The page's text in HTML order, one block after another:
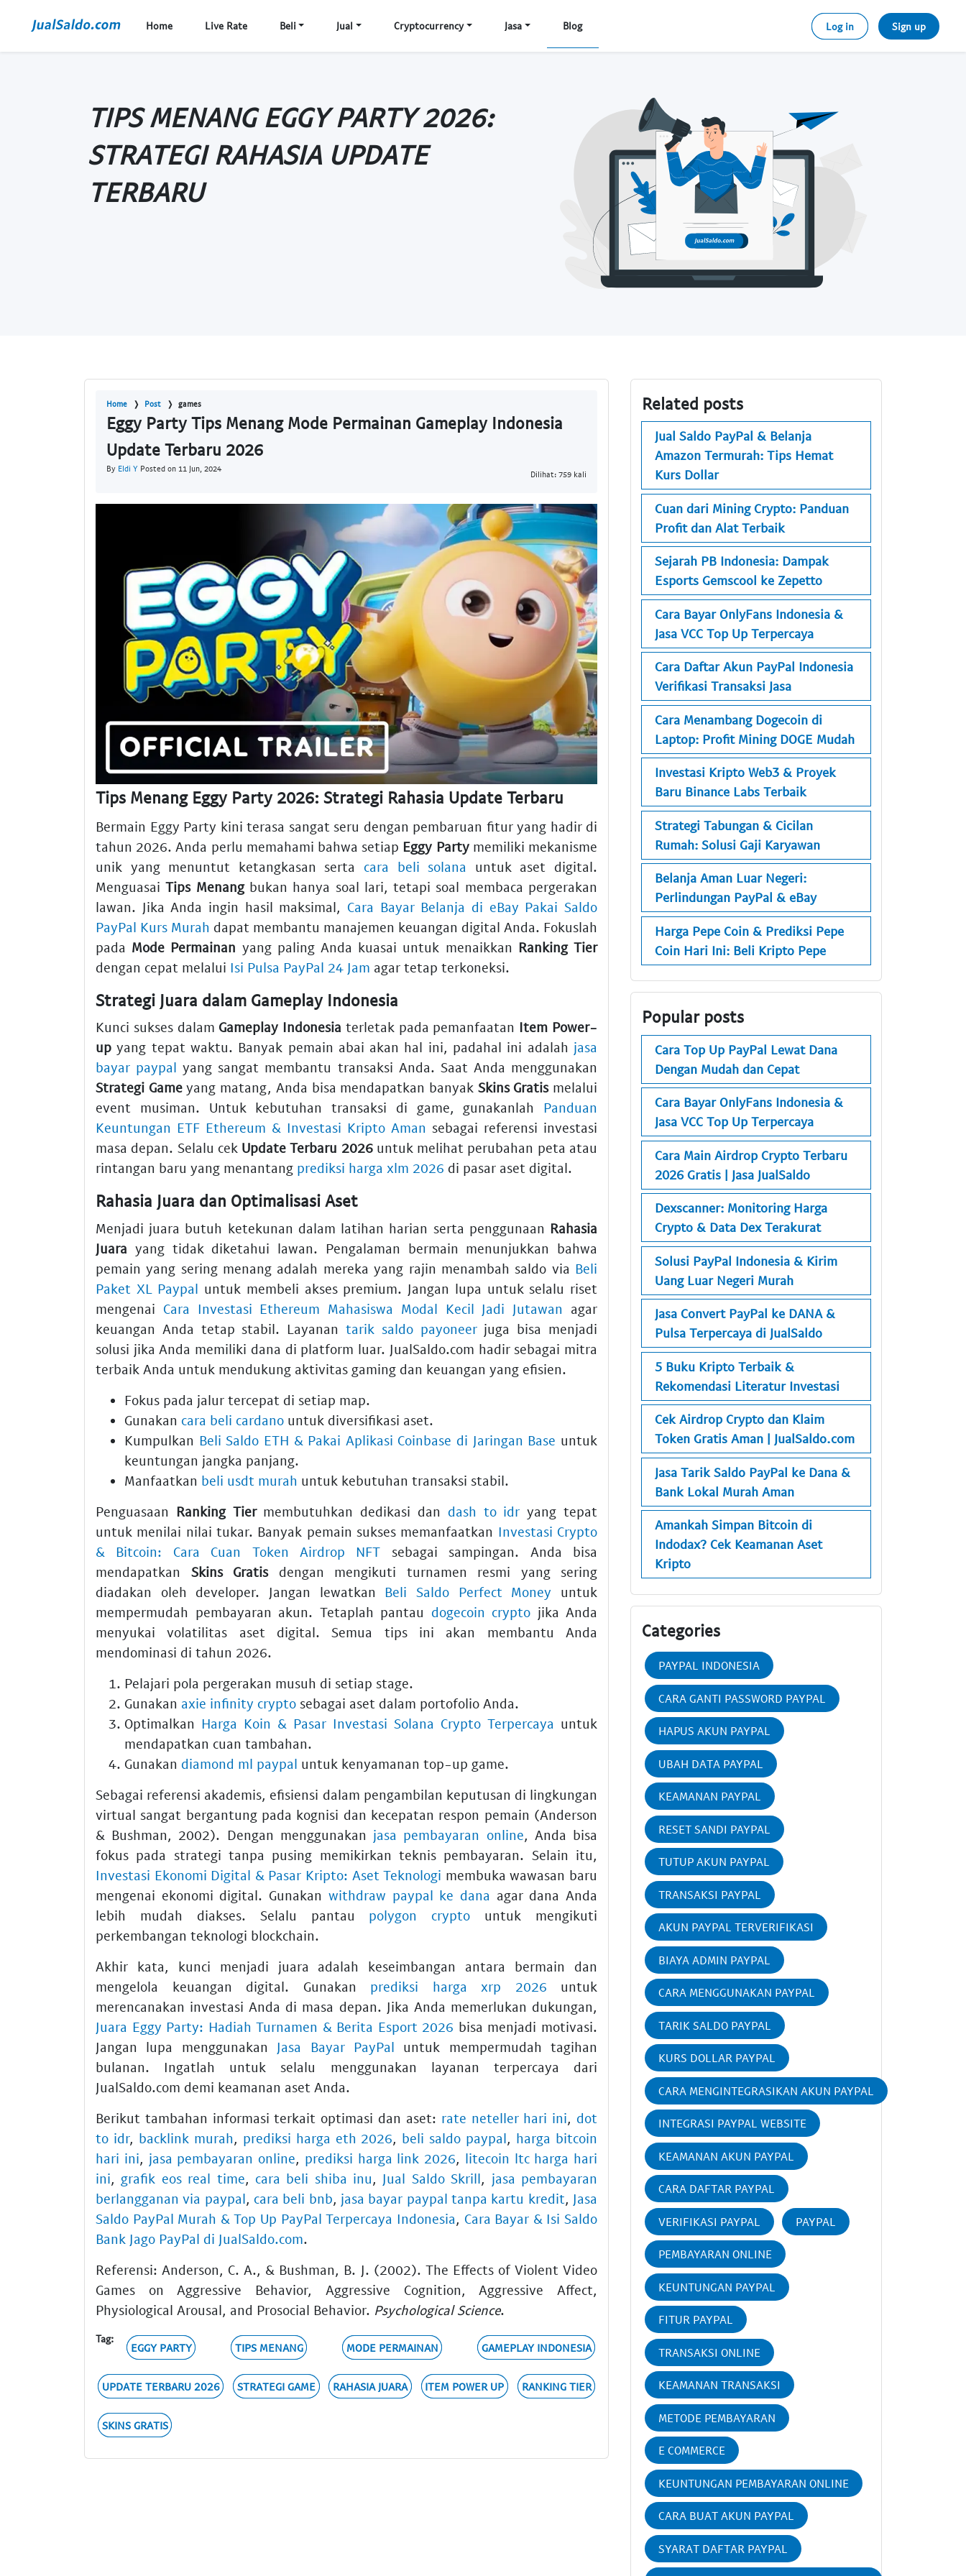
Home Live Rate Beli Jual Cryptocurrency Jasa Blog Log in Sign up
TIPS MENANG EGGY PARTY 2026:
STRATEGI RAHASIA UPDATE
TERBARU
Home Post games
Eggy Party Tips Menang Mode Permainan Gameplay Indonesia
Update Terbaru 2026
By Eldi Y Posted on 11 Jun, 2024
Dilihat: 759 kali
Tips Menang Eggy Party 2026: Strategi Rahasia Update Terbaru
Bermain Eggy Party kini terasa sangat seru dengan pembaruan fitur yang hadir di
tahun 2026. Anda perlu memahami bahwa setiap Eggy Partymemiliki mekanisme
unik yang menuntut ketangkasan serta cara beli solana untuk aset digital.
MenguasaiTips Menangbukan hanya soal lari, tetapi soal membaca pergerakan
lawan. Jika Anda ingin hasil maksimal, Cara Bayar Belanja di eBay Pakai Saldo
PayPal Kurs Murah dapat membantu manajemen keuangan digital Anda. Fokuslah
pada Mode Permainan yang paling Anda kuasai untuk menaikkan Ranking Tier
dengan cepat melalui Isi Pulsa PayPal 24 Jam agar tetap terkoneksi.
Strategi Juara dalam Gameplay Indonesia
Kunci sukses dalam Gameplay Indonesia terletak pada pemanfaatan Item Power-
up yang tepat waktu. Banyak pemain abai akan hal ini, padahal ini adalah jasa
bayar paypal yang sangat membantu transaksi Anda. Saat Anda menggunakan
Strategi Gameyang matang, Anda bisa mendapatkan banyak Skins Gratismelalui
event musiman. Untuk kebutuhan transaksi di game, gunakanlah Panduan
Keuntungan ETF Ethereum & Investasi Kripto Aman sebagai referensi investasi
masa depan. Selalu cek Update Terbaru 2026untuk melihat perubahan peta atau
rintangan baru yang menantang prediksi harga xlm 2026 di pasar aset digital.
Rahasia Juara dan Optimalisasi Aset
Menjadi juara butuh ketekunan dalam latihan harian serta penggunaan Rahasia
Juara yang tidak diketahui lawan. Pengalaman bermain menunjukkan bahwa
pemain yang sering menang adalah mereka yang rajin menambah saldo via Beli
Paket XL Paypal untuk membeli akses premium. Jangan lupa untuk selalu riset
mengenai Cara Investasi Ethereum Mahasiswa Modal Kecil Jadi Jutawan agar
keuangan Anda tetap stabil. Layanan tarik saldo payoneerjuga bisa menjadi
solusi jika Anda memiliki dana di platform luar. JualSaldo.com hadir sebagai mitra
terbaik Anda untuk mendukung aktivitas gaming dan keuangan yang efisien.
Fokus pada jalur tercepat di setiap map.
Gunakan cara beli cardano untuk diversifikasi aset.
Kumpulkan Beli Saldo ETH & Pakai Aplikasi Coinbase di Jaringan Base untuk
keuntungan jangka panjang.
Manfaatkan beli usdt murah untuk kebutuhan transaksi stabil.
Penguasaan Ranking Tiermembutuhkan dedikasi dan dash to idr yang tepat
untuk menilai nilai tukar. Banyak pemain sukses memanfaatkan Investasi Crypto
& Bitcoin: Cara Cuan Token Airdrop NFT sebagai sampingan. Anda bisa
mendapatkan Skins Gratisdengan mengikuti turnamen resmi yang sering
diadakan oleh developer. Jangan lewatkan Beli Saldo Perfect Money untuk
mempermudah pembayaran akun. Tetaplah pantau dogecoin crypto jika Anda
menyukai volatilitas aset digital. Semua tips ini akan membantu Anda
mendominasi di tahun 2026.
Pelajari pola pergerakan musuh di setiap stage.
Gunakan axie infinity crypto sebagai aset dalam portofolio Anda.
Optimalkan Harga Koin & Pasar Investasi Solana Crypto Terpercaya untuk
mendapatkan cuan tambahan.
Gunakan diamond ml paypal untuk kenyamanan top-up game.
Sebagai referensi akademis, efisiensi dalam pengambilan keputusan di lingkungan
virtual sangat bergantung pada kognisi dan kecepatan respon pemain (Anderson
& Bushman, 2002). Dengan menggunakan jasa pembayaran online, Anda bisa
fokus pada strategi tanpa pusing memikirkan teknis pembayaran. Selain itu,
Investasi Ekonomi Digital & Pasar Kripto: Aset Teknologi membuka wawasan baru
mengenai ekonomi digital. Gunakan withdraw paypal ke dana agar dana Anda
lebih mudah diakses. Selalu pantau polygon crypto untuk mengikuti
perkembangan teknologi blockchain.
Akhir kata, kunci menjadi juara adalah keseimbangan antara bermain dan
mengelola keuangan digital. Gunakan prediksi harga xrp 2026 untuk
merencanakan investasi Anda di masa depan. Jika Anda memerlukan dukungan,
Juara Eggy Party: Hadiah Turnamen & Berita Esport 2026 bisa menjadi motivasi.
Jangan lupa menggunakan Jasa Bayar PayPal untuk mempermudah tagihan
bulanan. Ingatlah untuk selalu menggunakan layanan terpercaya dari
JualSaldo.com demi keamanan aset Anda.
Berikut tambahan informasi terkait optimasi dan aset: rate neteller hari ini, dot
to idr, backlink murah, prediksi harga eth 2026, beli saldo paypal, harga bitcoin
hari ini, jasa pembayaran online, prediksi harga link 2026, litecoin ltc harga hari
ini, grafik eos real time, cara beli shiba inu, Jual Saldo Skrill, jasa pembayaran
berlangganan via paypal, cara beli bnb, jasa bayar paypal tanpa kartu kredit, Jasa
Saldo PayPal Murah & Top Up PayPal Terpercaya Indonesia, Cara Bayar & Isi Saldo
Bank Jago PayPal di JualSaldo.com.
Referensi: Anderson, C. A., & Bushman, B. J. (2002). The Effects of Violent Video
Games on Aggressive Behavior, Aggressive Cognition, Aggressive Affect,
Physiological Arousal, and Prosocial Behavior. Psychological Science.
Tag:
EGGY PARTY TIPS MENANG MODE PERMAINAN GAMEPLAY INDONESIA
UPDATE TERBARU 2026 STRATEGI GAME RAHASIA JUARA ITEM POWER UP RANKING TIER
SKINS GRATIS
Related posts
Jual Saldo PayPal & Belanja
Amazon Termurah: Tips Hemat
Kurs Dollar
Cuan dari Mining Crypto: Panduan
Profit dan Alat Terbaik
Sejarah PB Indonesia: Dampak
Esports Gemscool ke Zepetto
Cara Bayar OnlyFans Indonesia &
Jasa VCC Top Up Terpercaya
Cara Daftar Akun PayPal Indonesia
Verifikasi Transaksi Jasa
Cara Menambang Dogecoin di
Laptop: Profit Mining DOGE Mudah
Investasi Kripto Web3 & Proyek
Baru Binance Labs Terbaik
Strategi Tabungan & Cicilan
Rumah: Solusi Gaji Karyawan
Belanja Aman Luar Negeri:
Perlindungan PayPal & eBay
Harga Pepe Coin & Prediksi Pepe
Coin Hari Ini: Beli Kripto Pepe
Popular posts
Cara Top Up PayPal Lewat Dana
Dengan Mudah dan Cepat
Cara Bayar OnlyFans Indonesia &
Jasa VCC Top Up Terpercaya
Cara Main Airdrop Crypto Terbaru
2026 Gratis | Jasa JualSaldo
Dexscanner: Monitoring Harga
Crypto & Data Dex Terakurat
Solusi PayPal Indonesia & Kirim
Uang Luar Negeri Murah
Jasa Convert PayPal ke DANA &
Pulsa Terpercaya di JualSaldo
5 Buku Kripto Terbaik &
Rekomendasi Literatur Investasi
Cek Airdrop Crypto dan Klaim
Token Gratis Aman | JualSaldo.com
Jasa Tarik Saldo PayPal ke Dana &
Bank Lokal Murah Aman
Amankah Simpan Bitcoin di
Indodax? Cek Keamanan Aset
Kripto
Categories
PAYPAL INDONESIA
CARA GANTI PASSWORD PAYPAL
HAPUS AKUN PAYPAL
UBAH DATA PAYPAL
KEAMANAN PAYPAL
RESET SANDI PAYPAL
TUTUP AKUN PAYPAL
TRANSAKSI PAYPAL
AKUN PAYPAL TERVERIFIKASI
BIAYA ADMIN PAYPAL
CARA MENGGUNAKAN PAYPAL
TARIK SALDO PAYPAL
KURS DOLLAR PAYPAL
CARA MENGINTEGRASIKAN AKUN PAYPAL
INTEGRASI PAYPAL WEBSITE
KEAMANAN AKUN PAYPAL
CARA DAFTAR PAYPAL
VERIFIKASI PAYPAL PAYPAL
PEMBAYARAN ONLINE
KEUNTUNGAN PAYPAL
FITUR PAYPAL
TRANSAKSI ONLINE
KEAMANAN TRANSAKSI
METODE PEMBAYARAN
E COMMERCE
KEUNTUNGAN PEMBAYARAN ONLINE
CARA BUAT AKUN PAYPAL
SYARAT DAFTAR PAYPAL